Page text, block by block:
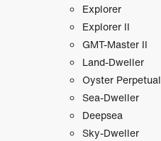
Explorer
Explorer II
GMT-Master II
Land-Dweller
Oyster Perpetual
Sea-Dweller
Deepsea
Sky-Dweller